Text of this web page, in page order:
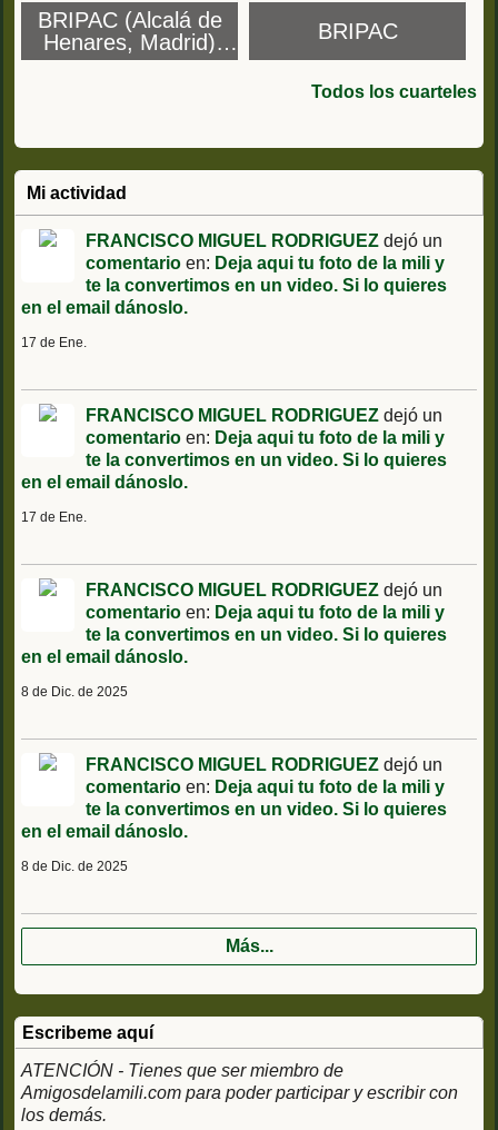
BRIPAC (Alcalá de
Henares, Madrid)
Cuartel del Príncipe y
BRIPAC
Todos los cuarteles
Mi actividad
FRANCISCO MIGUEL RODRIGUEZ dejó un
comentario en: Deja aqui tu foto de la mili y
te la convertimos en un video. Si lo quieres
en el email dánoslo.
17 de Ene.
FRANCISCO MIGUEL RODRIGUEZ dejó un
comentario en: Deja aqui tu foto de la mili y
te la convertimos en un video. Si lo quieres
en el email dánoslo.
17 de Ene.
FRANCISCO MIGUEL RODRIGUEZ dejó un
comentario en: Deja aqui tu foto de la mili y
te la convertimos en un video. Si lo quieres
en el email dánoslo.
8 de Dic. de 2025
FRANCISCO MIGUEL RODRIGUEZ dejó un
comentario en: Deja aqui tu foto de la mili y
te la convertimos en un video. Si lo quieres
en el email dánoslo.
8 de Dic. de 2025
Más...
Escribeme aquí
ATENCIÓN - Tienes que ser miembro de
Amigosdelamili.com para poder participar y escribir con
los demás.